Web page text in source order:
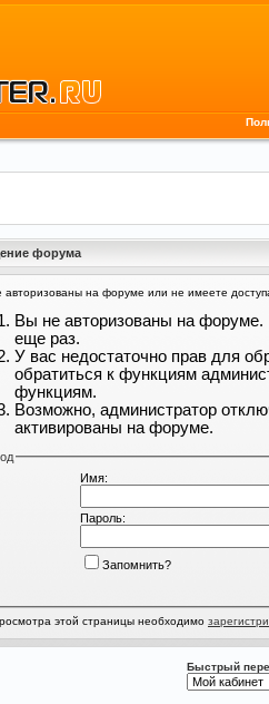
форума
на форуме или не имеете
Вы не авторизованы на форуме.
еще раз.
У вас недостаточно прав для
обратиться к функциям
функциям.
Возможно, администратор
активированы на форуме.
Имя:
Пароль:
Запомнить?
этой страницы необходимо
Быстрый